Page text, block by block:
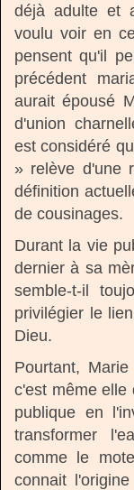
déjà adulte et
voulu voir en
pensent qu'il
précédent
aurait épousé
d'union
est considéré
» relève d'une
définition
de cousinages.
Durant la vie
dernier à sa
semble-t-il
privilégier le
Dieu.
Pourtant,
c'est même elle
publique en
transformer
comme le
connait